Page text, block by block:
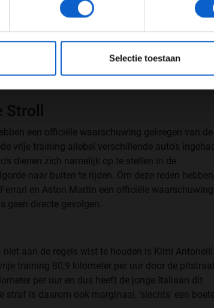
Selectie toestaan
een officiële waarschuwing gekregen van de
vrije training allebei verschillende auto's
dienen zich namelijk op te stellen in de
naar buiten te rijden. Om deze reden hebben
en Aston Martin een officiële waarschuwing
geen directe gevolgen.
aan de regels wist te houden is Kimi
training 80,9 kilometer per uur door de
per uur en dus heeft de jonge Italiaan dit
straf is daarom ook marginaal, 'slechts' een
JONGER DAN 24 24 JAAR
onsprivacybeleidvoor meer informatie over